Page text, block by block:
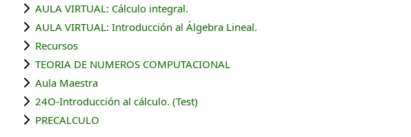
AULA VIRTUAL: Cálculo integral.
AULA VIRTUAL: Introducción al Álgebra Lineal.
Recursos
TEORIA DE NUMEROS COMPUTACIONAL
Aula Maestra
24O-Introducción al cálculo. (Test)
PRECALCULO